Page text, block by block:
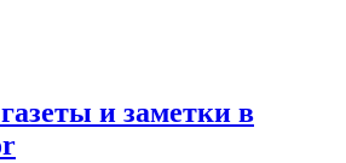
и заметки в